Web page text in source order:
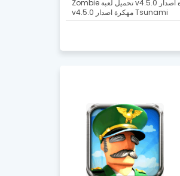
تحميل لعبة Zombie Tsunami مهكرة اصدار v4.5.0 تحميل لعبة Zombie
Tsunami مهكرة اصدار v4.5.0